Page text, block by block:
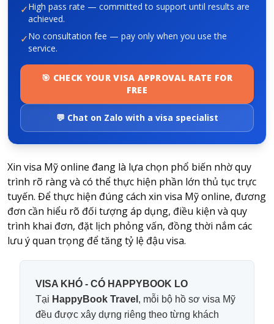
✓High pass rate — committed to support until results are
achieved.
✓No consultation fee — pay only when you use the
service.
🎯 CHECK YOUR VISA APPROVAL RATE FOR
FREE
💬 Chat on Zalo with a visa specialist
Xin visa Mỹ online đang là lựa chọn phổ biến nhờ quy
trình rõ ràng và có thể thực hiện phần lớn thủ tục trực
tuyến. Để thực hiện đúngcách xin visa Mỹ online, đương
đơn cần hiểu rõ đối tượng áp dụng, điều kiện và quy
trình khai đơn, đặt lịch phỏng vấn, đồng thời nắm các
lưu ý quan trọng để tăng tỷ lệ đậu visa.
VISA KHÓ - CÓ HAPPYBOOK LO
Tại HappyBook Travel , mỗi bộ hồ sơ visa Mỹ
đều được xây dựng riêng theo từng khách